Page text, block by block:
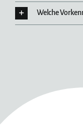
Welche